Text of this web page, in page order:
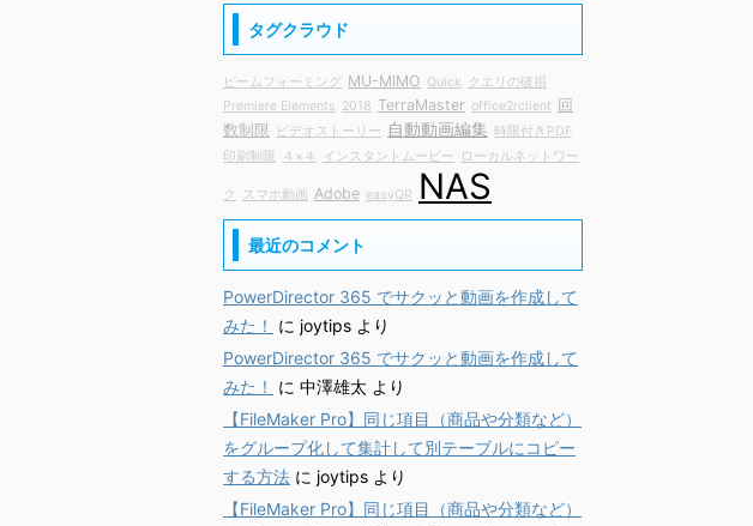
タグクラウド
ビームフォーミング MU-MIMO Quick
クエリの破損
Premiere Elements 2018 TerraMaster office2rclient
回
数制限
ビデオストーリー 自動動画編集 時限付きPDF
印刷制限
４×４ インスタントムービー ローカルネットワー
ク スマホ動画 Adobe easyQR NAS
最近のコメント
PowerDirector 365 でサクッと動画を作成して
みた！
に joytips より
PowerDirector 365 でサクッと動画を作成して
みた！
に 中澤雄太 より
【FileMaker Pro】同じ項目（商品や分類など）
をグループ化して集計して別テーブルにコピー
する方法 に joytips より
【FileMaker Pro】同じ項目（商品や分類など）